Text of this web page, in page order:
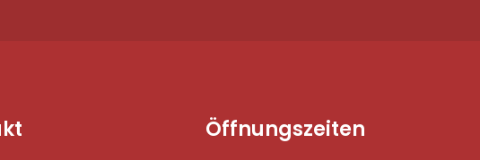
Öffnungszeiten